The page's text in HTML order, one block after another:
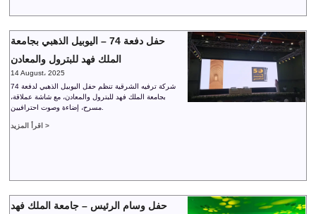
حفل دفعة 74 – اليوبيل الذهبي بجامعة
الملك فهد للبترول والمعادن
14 August، 2025
شركة ترفيه الشرقية تنظم حفل اليوبيل الذهبي لدفعة 74
بجامعة الملك فهد للبترول والمعادن، مع شاشة عملاقة،
اقرأ المزيد >
حفل وسام الرئيس – جامعة الملك فهد